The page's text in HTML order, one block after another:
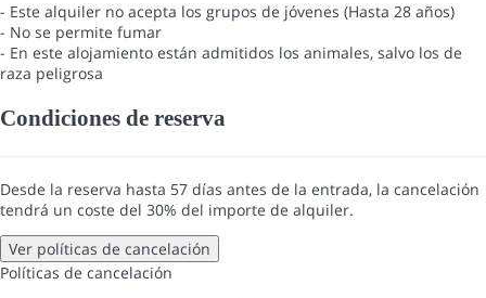
- Este alquiler no acepta los grupos de jóvenes (Hasta 28 años)
- No se permite fumar
- En este alojamiento están admitidos los animales, salvo los de
raza peligrosa
Condiciones de reserva
Desde la reserva hasta 57 días antes de la entrada, la cancelación
tendrá un coste del 30% del importe de alquiler.
Ver políticas de cancelación
Políticas de cancelación